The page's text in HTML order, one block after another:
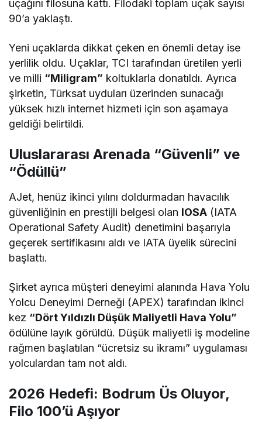
uçağını filosuna kattı. Filodaki toplam uçak sayısı
90’a yaklaştı.
Yeni uçaklarda dikkat çeken en önemli detay ise
yerlilik oldu. Uçaklar, TCI tarafından üretilen yerli
ve milli “Miligram” koltuklarla donatıldı. Ayrıca
şirketin, Türksat uyduları üzerinden sunacağı
yüksek hızlı internet hizmeti için son aşamaya
geldiği belirtildi.
Uluslararası Arenada “Güvenli” ve
“Ödüllü”
AJet, henüz ikinci yılını doldurmadan havacılık
güvenliğinin en prestijli belgesi olan IOSA (IATA
Operational Safety Audit) denetimini başarıyla
geçerek sertifikasını aldı ve IATA üyelik sürecini
başlattı.
Şirket ayrıca müşteri deneyimi alanında Hava Yolu
Yolcu Deneyimi Derneği (APEX) tarafından ikinci
kez “Dört Yıldızlı Düşük Maliyetli Hava Yolu”
ödülüne layık görüldü. Düşük maliyetli iş modeline
rağmen başlatılan “ücretsiz su ikramı” uygulaması
yolculardan tam not aldı.
2026 Hedefi: Bodrum Üs Oluyor,
Filo 100’ü Aşıyor